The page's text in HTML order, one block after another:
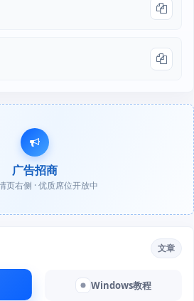
广告招商
页右侧 · 优质席位开放中
文章
Windows教程